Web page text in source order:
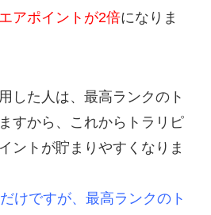
アポイントが2倍になりま
した人は、最高ランクのト
すから、これからトラリピ
ントが貯まりやすくなりま
けですが、最高ランクのト